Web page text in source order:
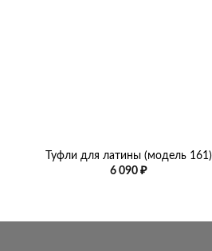
Туфли для латины (модель 161)
6 090₽